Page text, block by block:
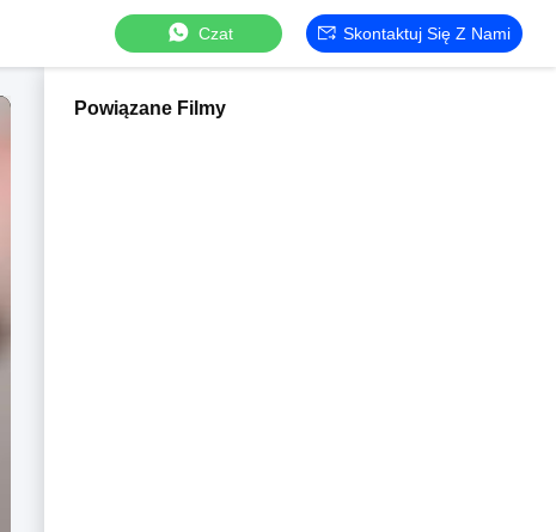
Czat Skontaktuj Się Z Nami
Powiązane Filmy